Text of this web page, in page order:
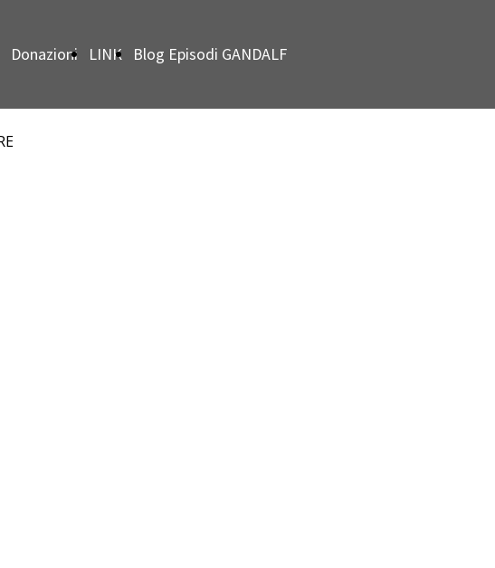
Donazioni LINK Blog Episodi GANDALF